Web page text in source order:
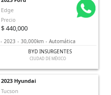
Edge
Precio
$ 440,000
- 2023 - 30,000km - Automática
BYD INSURGENTES
CIUDAD DE MÉXICO
2023 Hyundai
Tucson